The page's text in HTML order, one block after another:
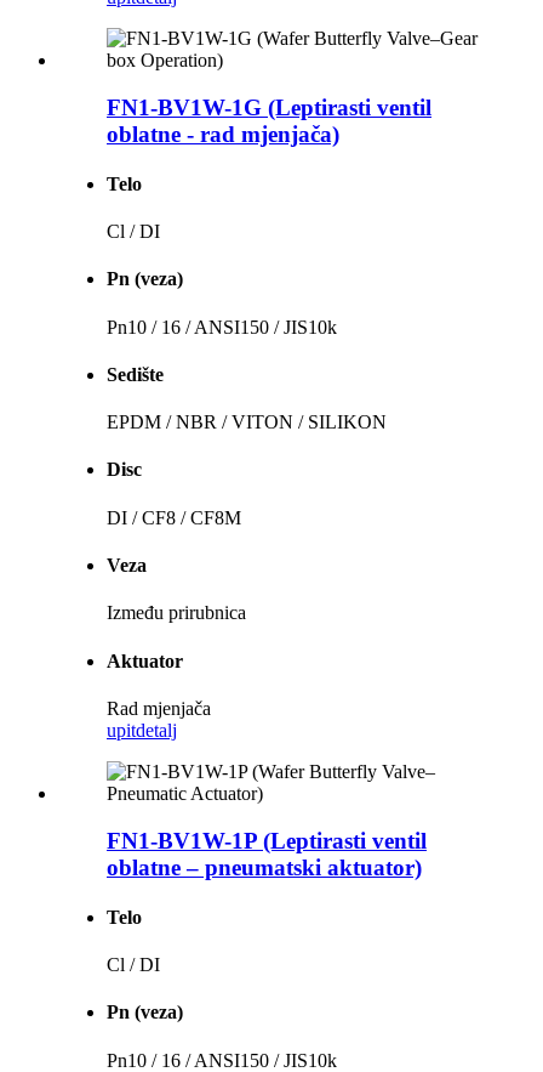
FN1-BV1W-1G (Leptirasti ventil
oblatne - rad mjenjača)
Telo
Cl / DI
Pn (veza)
Pn10 / 16 / ANSI150 / JIS10k
Sedište
EPDM / NBR / VITON / SILIKON
Disc
DI / CF8 / CF8M
Veza
Između prirubnica
Aktuator
Rad mjenjača
upitdetalj
FN1-BV1W-1P (Leptirasti ventil
oblatne – pneumatski aktuator)
Telo
Cl / DI
Pn (veza)
Pn10 / 16 / ANSI150 / JIS10k